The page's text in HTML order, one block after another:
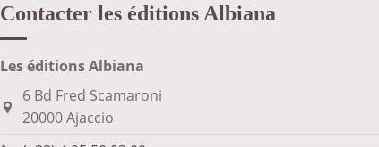
Contacter les éditions Albiana
Les éditions Albiana
6 Bd Fred Scamaroni
20000 Ajaccio